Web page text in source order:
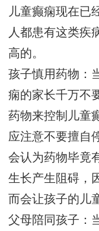
儿童癫痫现在已
人都患有这类疾
高的。
孩子慎用药物：
痫的家长千万不
药物来控制儿童
应注意不要擅自
会认为药物毕竟
生长产生阻碍，
而会让孩子的儿
父母陪同孩子：